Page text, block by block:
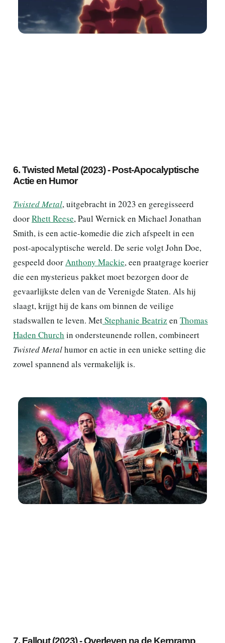
6. Twisted Metal (2023) - Post-Apocalyptische
Actie en Humor
Twisted Metal, uitgebracht in 2023 en geregisseerd
doorRhett Reese, Paul Wernick en Michael Jonathan
Smith, is een actie-komedie die zich afspeelt in een
post-apocalyptische wereld. De serie volgt John Doe,
gespeeld doorAnthony Mackie, een praatgrage koerier
die een mysterieus pakket moet bezorgen door de
gevaarlijkste delen van de Verenigde Staten. Als hij
slaagt, krijgt hij de kans om binnen de veilige
stadswallen te leven. MetStephanie Beatriz en Thomas
Haden Church in ondersteunende rollen, combineert
Twisted Metalhumor en actie in een unieke setting die
zowel spannend als vermakelijk is.
7. Fallout (2023) - Overleven na de Kernramp